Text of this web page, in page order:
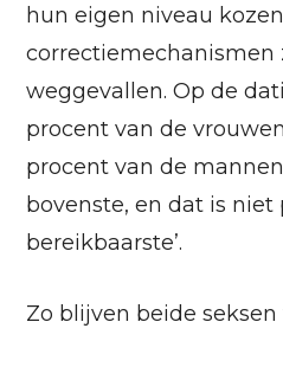
hun eigen niveau
correctiemechanismen
weggevallen. Op de
procent van de
procent van de
bovenste, en dat is niet
bereikbaarste’.
Zo blijven beide